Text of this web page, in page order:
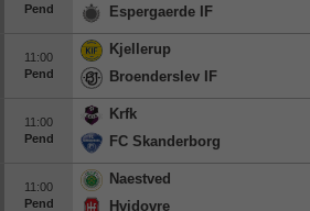
Pend
Espergaerde IF
11:00
Pend
Kjellerup
Broenderslev IF
11:00
Pend
Krfk
FC Skanderborg
11:00
Pend
Naestved
Hvidovre